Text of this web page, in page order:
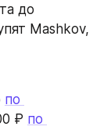
до
Mashkov,
по
₽ по